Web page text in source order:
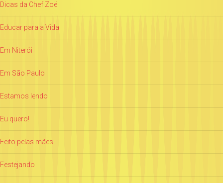
Dicas da Chef Zoë
Educar para a Vida
Em Niterói
Em São Paulo
Estamos lendo
Eu quero!
Feito pelas mães
Festejando